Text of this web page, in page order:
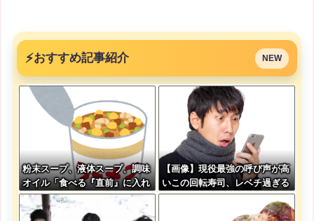
⚡おすすめ記事紹介 NEW
粉末スープ、液体スープ、調味
オイル「食べる『直前』に入れ
てください！！」
【画像】現役最強の呼び声が高
いこの回転寿司、レベチ過ぎる
→ご覧くださいw w w w w w